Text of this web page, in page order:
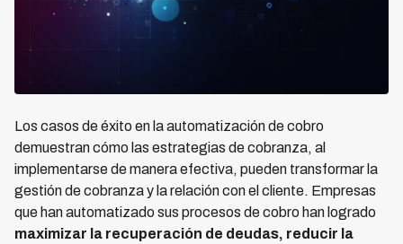
Los casos de éxito en la automatización de cobro
demuestran cómo las estrategias de cobranza, al
implementarse de manera efectiva, pueden transformar la
gestión de cobranza y la relación con el cliente. Empresas
que han automatizado sus procesos de cobro han logrado
maximizar la recuperación de deudas, reducir la